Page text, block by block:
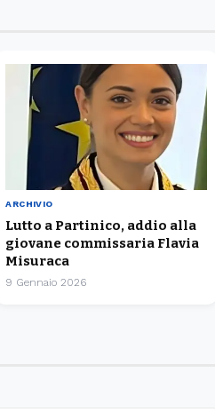
ARCHIVIO
Lutto a Partinico, addio alla
giovane commissaria Flavia
Misuraca
9 Gennaio 2026